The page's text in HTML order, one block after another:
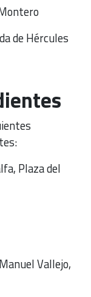
de Hércules
Plaza del
Vallejo,